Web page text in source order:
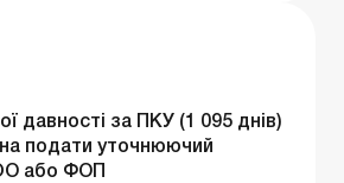
давності за ПКУ (1 095 днів)
подати уточнюючий
або ФОП